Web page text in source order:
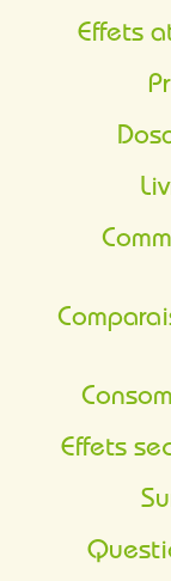
Effets
Commander Viagra avec ou sans
Comparaison du Sildénafil avec d’autres
Effets
Questions fréquentes sur le Viagra